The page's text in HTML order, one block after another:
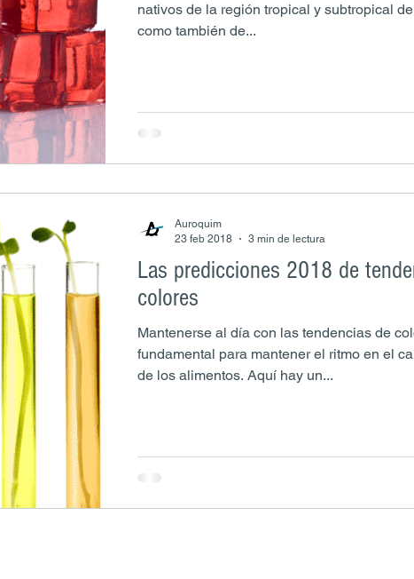
nativos de la región tropical y subtropical
como también de...
Las predicciones 2018 de
colores
Mantenerse al día con las tendencias de
fundamental para mantener el ritmo en el
de los alimentos. Aquí hay un...
Auroquim
23 feb 2018
3 min de lectura